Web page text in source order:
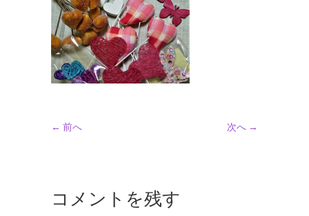
← 前へ 次へ →
コメントを残す